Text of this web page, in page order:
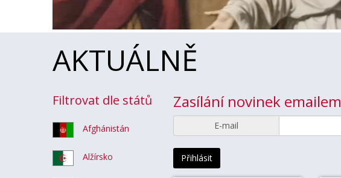
AKTUÁLNĚ
Filtrovat dle států
Afghánistán
Alžírsko
Zasílání novinek emailem
E-mail
Přihlásit